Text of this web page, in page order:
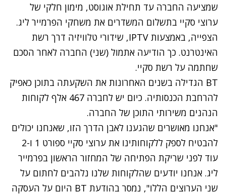
שמציעה החברה עד תחילת אוגוסט, מימון חלקי של
ערוצי סקיי בתשלום המשדרים את משחקי הפרמייר ליג.
הצפייה, באמצעות IPTV, שידורי טלוויזיה דרך רשת
האינטרנט. כך הודיעה אתמול (שני) החברה לאחר הסכם
שחתמה על רשת סקיי.
BT הגדילה בשנים האחרונות את השקעתה בתוכן כאפיק
להרחבת הכנסותיה. כיום יש לחברה 467 אלף לקוחות
הנהנים משירותי התוכן של החברה.
"אנחנו מאושרים שהגענו לאבן הדרך הזו, שאנחנו יכולים
להבטיח לספק ללקוחותינו את ערוצי סקיי ספורט 1 ו-2
עוד לפני שריקת הפתיחה של המחזור הראשון בפרמייר
ליג. אנחנו יודעים שהלקוחות שלנו נלהבים לחתום על
שני הערוצים הללו", נמסר בהודעת BT היום על העסקה